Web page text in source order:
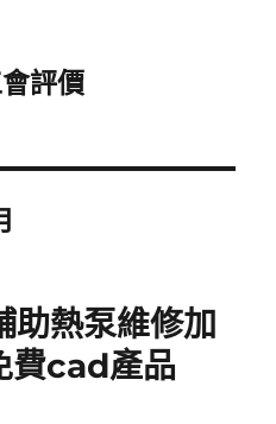
評價
助熱泵維修加
費cad產品